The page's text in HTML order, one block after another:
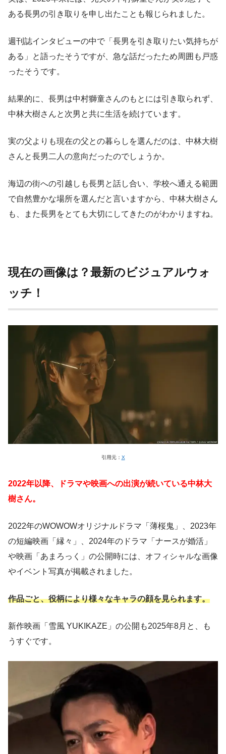
ある長男の引き取りを申し出たことも報じられました。
週刊誌インタビューの中で「長男を引き取りたい気持ちが
ある」と語ったそうですが、急な話だったため周囲も戸惑
ったそうです。
結果的に、長男は中村獅童さんのもとには引き取られず、
中林大樹さんと次男と共に生活を続けています。
実の父よりも現在の父との暮らしを選んだのは、中林大樹
さんと長男二人の意向だったのでしょうか。
海辺の街への引越しも長男と話し合い、学校へ通える範囲
で自然豊かな場所を選んだと言いますから、中林大樹さん
も、また長男をとても大切にしてきたのがわかりますね。
現在の画像は？最新のビジュアルウォ
ッチ！
引用元： X
2022年以降、ドラマや映画への出演が続いている中林大
樹さん。
2022年のWOWOWオリジナルドラマ「薄桜鬼」、2023年
の短編映画「縁々」、2024年のドラマ「ナースが婚活」
や映画「あまろっく」の公開時には、オフィシャルな画像
やイベント写真が掲載されました。
作品ごと、役柄により様々なキャラの顔を見られます。
新作映画「雪風 YUKIKAZE」の公開も2025年8月と、も
うすぐです。